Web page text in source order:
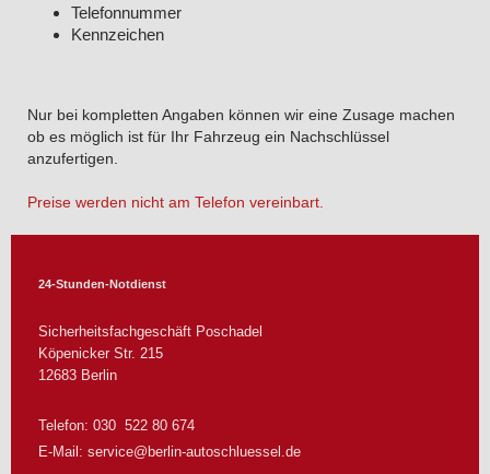
Telefonnummer
Kennzeichen
Nur bei kompletten Angaben können wir eine Zusage machen
ob es möglich ist für Ihr Fahrzeug ein Nachschlüssel
anzufertigen.
Preise werden nicht am Telefon vereinbart.
24-Stunden-Notdienst
Sicherheitsfachgeschäft Poschadel
Köpenicker Str. 215
12683 Berlin
Telefon: 030 522 80 674
E-Mail: service@berlin-autoschluessel.de